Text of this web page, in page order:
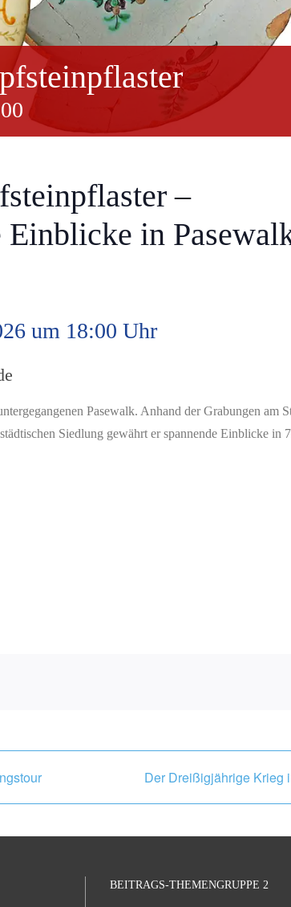
–
in
um 18:00 Uhr
Pasewalk. Anhand der Grabungen am
Siedlung gewährt er spannende Einblicke in
Der Dreißigjährige Krieg
BEITRAGS-THEMENGRUPPE 2